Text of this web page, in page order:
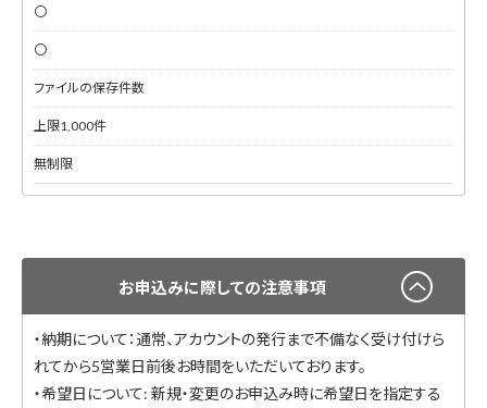
〇
〇
ファイルの保存件数
上限1,000件
無制限
お申込みに際しての注意事項
・納期について：通常、アカウントの発行まで不備なく受け付けら
れてから5営業日前後お時間をいただいております。
・希望日について: 新規・変更のお申込み時に希望日を指定する